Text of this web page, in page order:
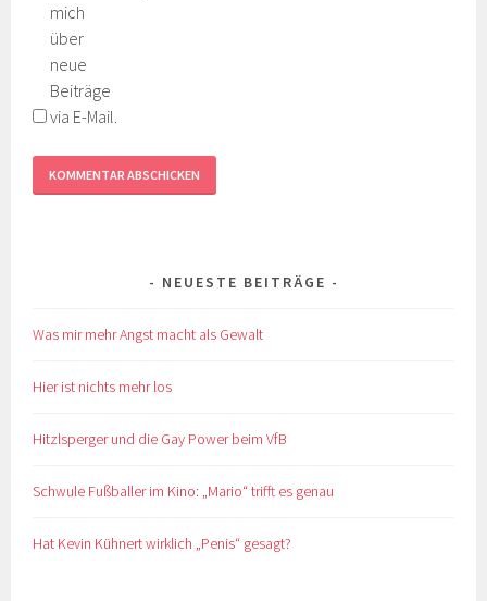
mich
über
neue
Beiträge
via E-Mail.
NEUESTE BEITRÄGE
Was mir mehr Angst macht als Gewalt
Hier ist nichts mehr los
Hitzlsperger und die Gay Power beim VfB
Schwule Fußballer im Kino: „Mario“ trifft es genau
Hat Kevin Kühnert wirklich „Penis“ gesagt?